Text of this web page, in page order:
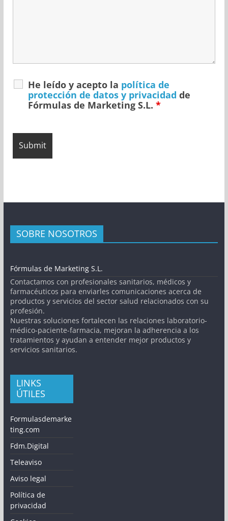
He leído y acepto la política de
protección de datos y privacidad de
Fórmulas de Marketing S.L. *
SOBRE NOSOTROS
Fórmulas de Marketing S.L.
Contactamos con profesionales sanitarios, médicos y
farmacéuticos para enviarles comunicaciones acerca de
productos y servicios del sector salud relacionados con su
profesión.
Nuestras soluciones fortalecen las relaciones laboratorio-
médico-paciente-farmacia, mejoran la adherencia a los
tratamientos y ayudan a entender mejor productos y
servicios sanitarios.
LINKS
ÚTILES
Formulasdemarke
ting.com
Fdm.Digital
Teleaviso
Aviso legal
Política de
privacidad